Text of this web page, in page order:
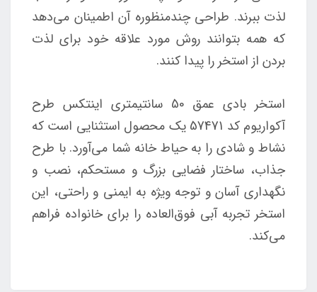
لذت ببرند. طراحی چندمنظوره آن اطمینان می‌دهد
که همه بتوانند روش مورد علاقه خود برای لذت
بردن از استخر را پیدا کنند.
استخر بادی عمق 50 سانتيمتری اینتکس طرح
آکواریوم کد 57471 یک محصول استثنایی است که
نشاط و شادی را به حیاط خانه شما می‌آورد. با طرح
جذاب، ساختار فضایی بزرگ و مستحکم، نصب و
نگهداری آسان و توجه ویژه به ایمنی و راحتی، این
استخر تجربه‌ آبی فوق‌العاده را برای خانواده فراهم
می‌کند.